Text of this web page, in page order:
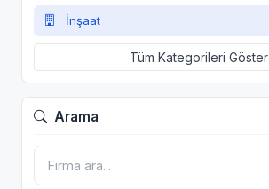
İnşaat
Tüm Kategorileri Göster
Arama